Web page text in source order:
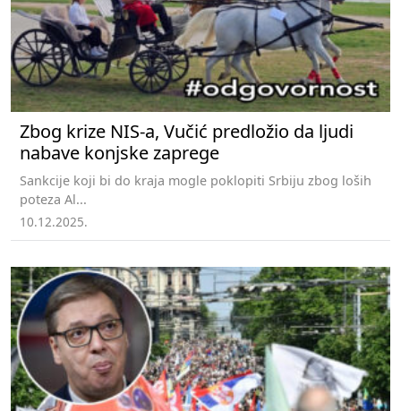
Zbog krize NIS-a, Vučić predložio da ljudi
nabave konjske zaprege
Sankcije koji bi do kraja mogle poklopiti Srbiju zbog loših
poteza Al...
10.12.2025.